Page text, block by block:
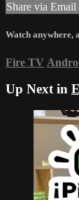
Share via Email
Watch anywhere,
Fire TV
Up Next in